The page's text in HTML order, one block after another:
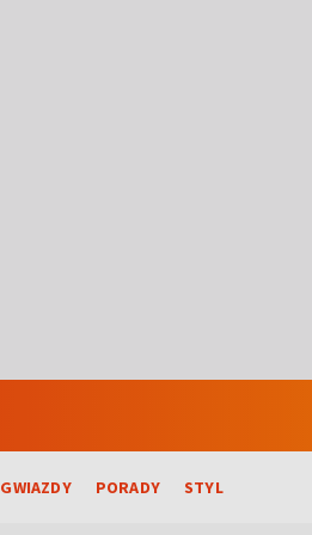
GWIAZDY PORADY STYL